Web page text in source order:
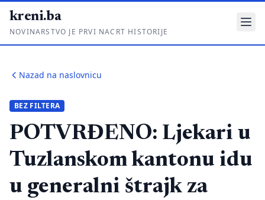
kreni.ba
NOVINARSTVO JE PRVI NACRT HISTORIJE
Ponos i glas
Daljinski u ruke
Romski put
O nama
Nazad na naslovnicu
BEZ FILTERA
POTVRĐENO: Ljekari u
Tuzlanskom kantonu idu
u generalni štrajk za